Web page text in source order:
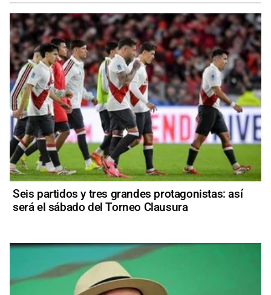
Seis partidos y tres grandes protagonistas: así
será el sábado del Torneo Clausura